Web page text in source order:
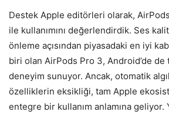
Destek Apple editörleri olarak,
ile kullanımını değerlendirdik. Ses
önleme açısından piyasadaki en iyi
biri olan AirPods Pro 3, Android’de
deneyim sunuyor. Ancak, otomatik
özelliklerin eksikliği, tam Apple
entegre bir kullanım anlamına geliyor.